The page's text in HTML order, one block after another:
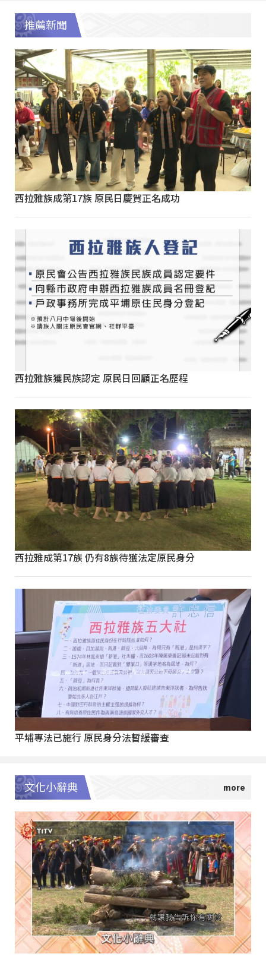
推薦新聞
西拉雅族成第17族 原民日慶賀正名成功
西拉雅族獲民族認定 原民日回顧正名歷程
西拉雅成第17族 仍有8族待獲法定原民身分
平埔專法已施行 原民身分法暫緩審查
文化小辭典